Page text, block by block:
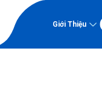
Giới Thiệu
Phụ tùng PVC-U